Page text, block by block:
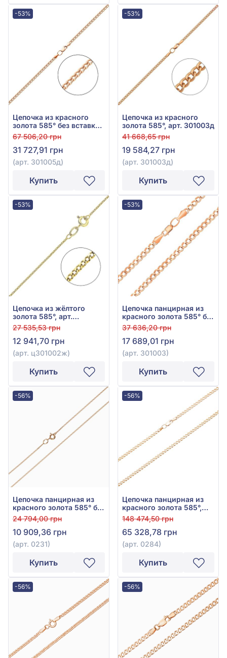
-53%
Цепочка из красного
золота 585° без вставки,
арт. 301005д
67 506,20 грн
31 727,91 грн
(арт. 301005д)
Купить
-53%
Цепочка из красного
золота 585°, арт. 301003д
41 668,65 грн
19 584,27 грн
(арт. 301003д)
Купить
-53%
Цепочка из жёлтого
золота 585°, арт.
ц301002ж
27 535,53 грн
12 941,70 грн
(арт. ц301002ж)
Купить
-53%
Цепочка панцирная из
красного золота 585° без
вставки, арт. 301003
37 636,20 грн
17 689,01 грн
(арт. 301003)
Купить
-56%
Цепочка панцирная из
красного золота 585° без
вставки, арт. 0231
24 794,00 грн
10 909,36 грн
(арт. 0231)
Купить
-56%
Цепочка панцирная из
красного золота 585°,
арт. 0284
148 474,50 грн
65 328,78 грн
(арт. 0284)
Купить
-56% -56%